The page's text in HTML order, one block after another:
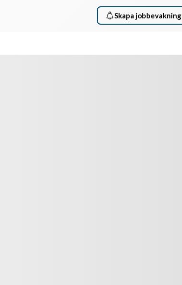
Skapa jobbevakning